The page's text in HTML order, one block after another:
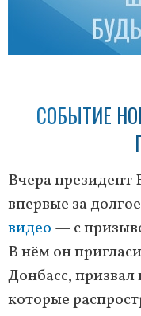
СОБЫТИЕ
Вчера
впервые за
видео — с
В нём он
Донбасс, призвал
которые